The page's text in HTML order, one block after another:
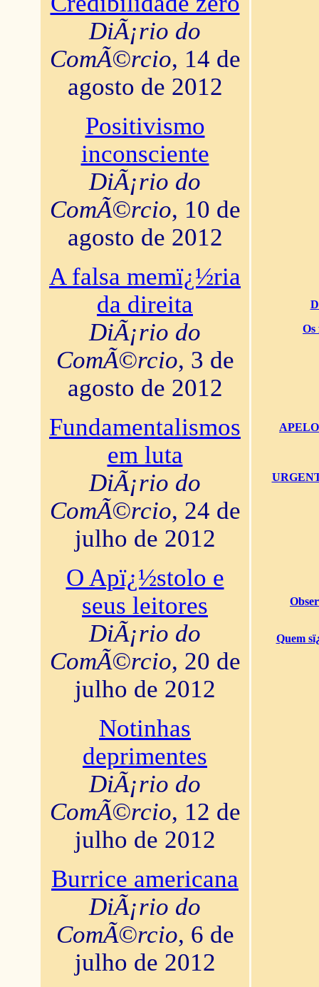
DiÃ¡rio do
ComÃ©rcio, 14 de
agosto de 2012
Positivismo
inconsciente
DiÃ¡rio do
ComÃ©rcio, 10 de
agosto de 2012
A falsa memï¿½ria
da direita
DiÃ¡rio do
ComÃ©rcio, 3 de
agosto de 2012
Fundamentalismos
em luta
DiÃ¡rio do
ComÃ©rcio, 24 de
julho de 2012
O Apï¿½stolo e
seus leitores
DiÃ¡rio do
ComÃ©rcio, 20 de
julho de 2012
Notinhas
deprimentes
DiÃ¡rio do
ComÃ©rcio, 12 de
julho de 2012
Burrice americana
DiÃ¡rio do
ComÃ©rcio, 6 de
julho de 2012
Os
Quem